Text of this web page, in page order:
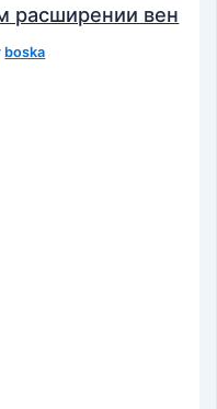
расширении вен
boska